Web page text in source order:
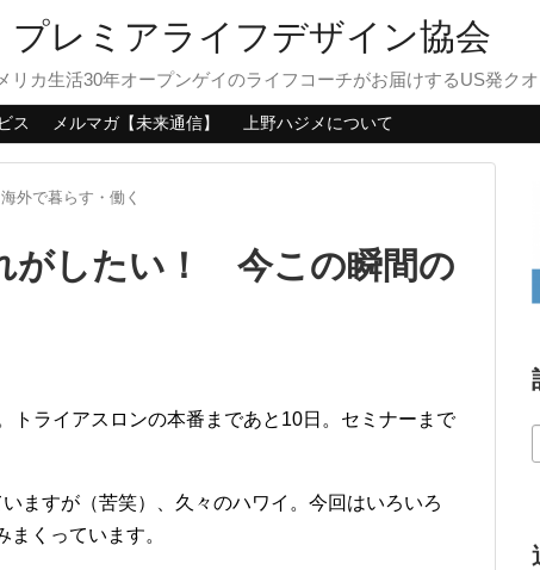
プレミアライフデザイン協会
リカ生活30年オープンゲイのライフコーチがお届けするUS発ク
ス メルマガ【未来通信】 上野ハジメについて
海外で暮らす・働く
がしたい！ 今この瞬間の
トライアスロンの本番まであと10日。セミナーまで
ますが（苦笑）、久々のハワイ。今回はいろいろ
くっています。